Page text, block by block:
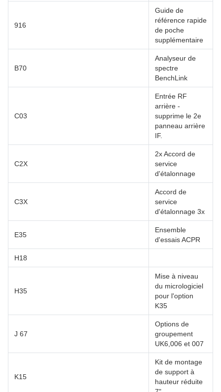
916
Guide de
référence rapide
de poche
supplémentaire
B70
Analyseur de
spectre
BenchLink
C03
Entrée RF
arrière -
supprime le 2e
panneau arrière
IF.
C2X
2x Accord de
service
d'étalonnage
C3X
Accord de
service
d'étalonnage 3x
E35
Ensemble
d'essais ACPR
H18
H35
Mise à niveau
du micrologiciel
pour l'option
K35
J 67
Options de
groupement
UK6,006 et 007
K15
Kit de montage
de support à
hauteur réduite